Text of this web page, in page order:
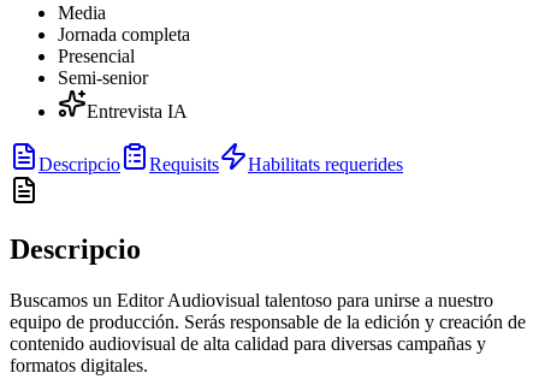
Media
Jornada completa
Presencial
Semi-senior
Entrevista IA
Descripcio Requisits Habilitats requerides
Descripcio
Buscamos un Editor Audiovisual talentoso para unirse a nuestro
equipo de producción. Serás responsable de la edición y creación de
contenido audiovisual de alta calidad para diversas campañas y
formatos digitales.